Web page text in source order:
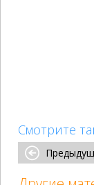
Смотрите